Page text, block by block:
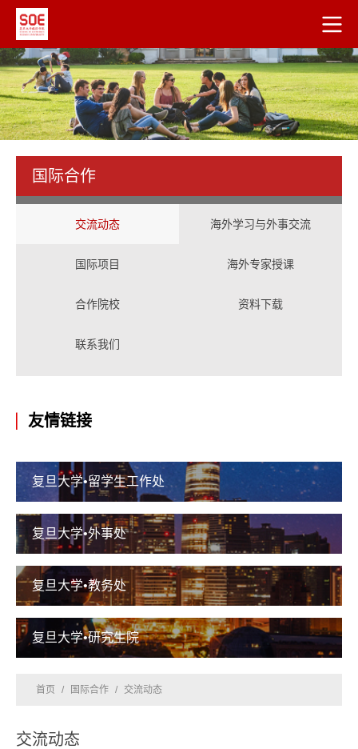
国际合作
交流动态 海外学习与外事交流
国际项目 海外专家授课
合作院校 资料下载
联系我们
友情链接
复旦大学•留学生工作处
复旦大学•外事处
复旦大学•教务处
复旦大学•研究生院
首页 / 国际合作 / 交流动态
交流动态